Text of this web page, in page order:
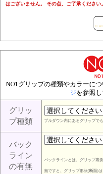
はございません。 その点、ご了承ください。
NO1グリップの種類やカラーにつ
ジを参照し
グリッ
プ種類
プルダウン内にあるグリップで
バック
ライン
の有無
バックラインとは、グリップ裏
無ですと、グリップ形状(断面)は